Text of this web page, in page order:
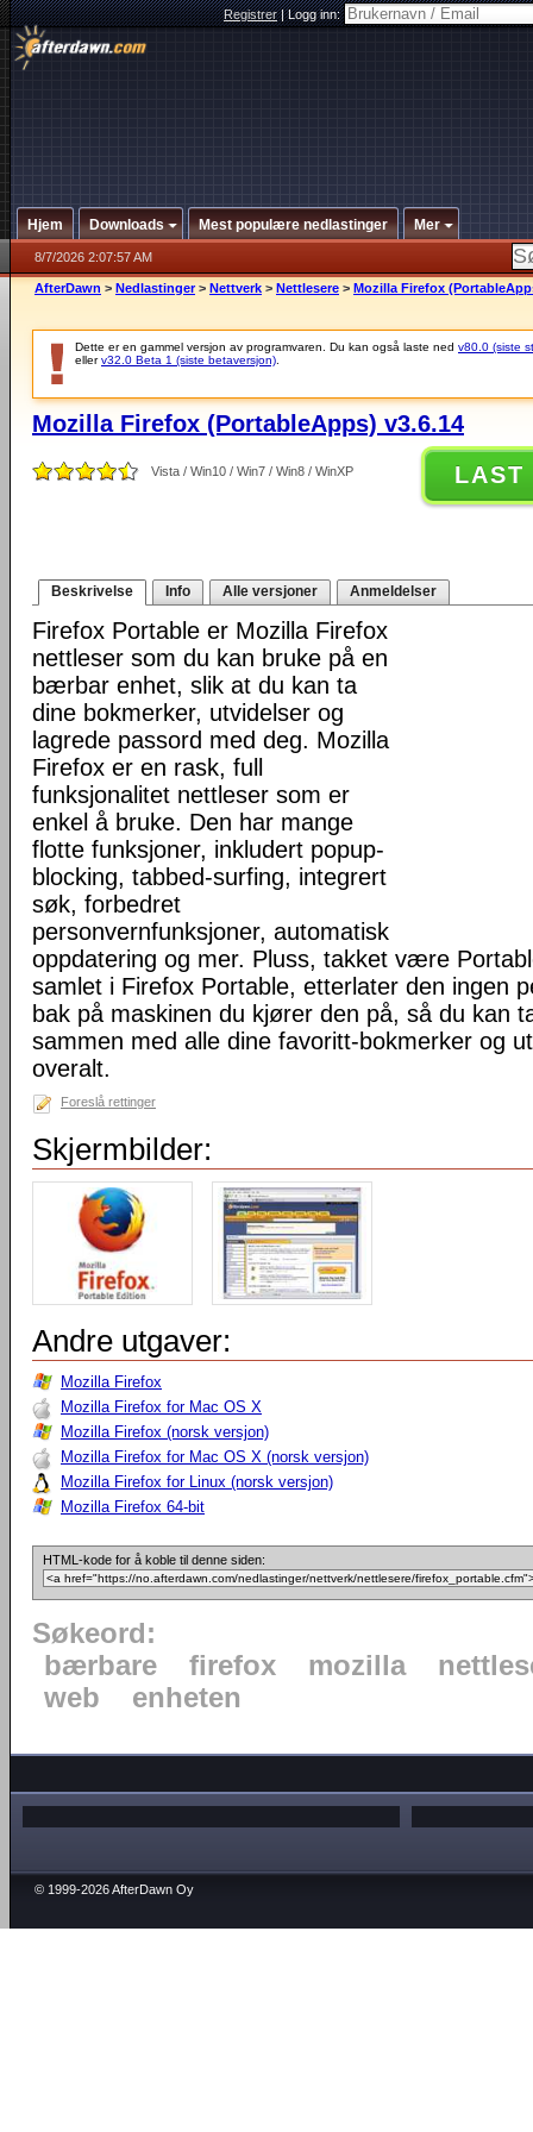
Registrer|Logg inn:
Hjem Downloads Mest populære nedlastinger Mer
8/7/2026 2:07:57 AM
AfterDawn > Nedlastinger > Nettverk > Nettlesere > Mozilla Firefox
Dette er en gammel versjon av programvaren. Du kan også laste ned v80.0 (siste
ellerv32.0 Beta 1 (siste betaversjon)
Mozilla Firefox (PortableApps) v3.6.14
Vista / Win10 / Win7 / Win8 / WinXP LAST
Beskrivelse Info Alle versjoner Anmeldelser
Firefox Portable er Mozilla Firefox
nettleser som du kan bruke på en
bærbar enhet, slik at du kan ta
dine bokmerker, utvidelser og
lagrede passord med deg. Mozilla
Firefox er en rask, full
funksjonalitet nettleser som er
enkel å bruke. Den har mange
flotte funksjoner, inkludert popup-
blocking, tabbed-surfing, integrert
søk, forbedret
personvernfunksjoner, automatisk
oppdatering og mer. Pluss, takket være
samlet i Firefox Portable, etterlater den ingen
bak på maskinen du kjører den på, så du kan
sammen med alle dine favoritt-bokmerker og
overalt.
Foreslå rettinger
Skjermbilder:
Andre utgaver:
Mozilla Firefox
Mozilla Firefox for Mac OS X
Mozilla Firefox (norsk versjon)
Mozilla Firefox for Mac OS X (norsk versjon)
Mozilla Firefox for Linux (norsk versjon)
Mozilla Firefox 64-bit
HTML-kode for å koble til denne siden:
Søkeord:
bærbare
firefox mozilla
web
enheten
© 1999-2026 AfterDawn Oy